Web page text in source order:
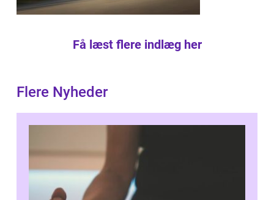
Få læst flere indlæg her
Flere Nyheder